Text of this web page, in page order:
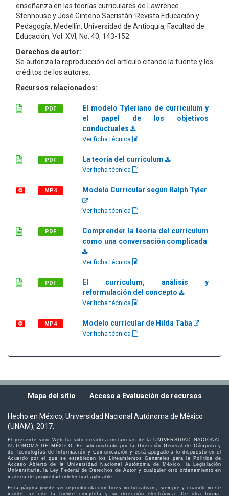
enseñanza en las teorías curriculares de Lawrence
Stenhouse y José Gimeno Sacristán. Revista Educación y
Pedagogía, Medellín, Universidad de Antioquia, Facultad de
Educación, Vol. XVI, No. 40, 143-152.
Derechos de autor:
Se autoriza la reproducción del artículo citando la fuente y los
créditos de los autores.
Recursos relacionados:
PDF
El modelo Tyleriano de curriculum y
el papel de los objetivos
conductuales
Ver ficha técnica
PDF La teoría del curriculum
Ver ficha técnica
MP4 Modelo Curricular según Ralph Tyler
Ver ficha técnica
PDF
Comprender la teoría del currículum
como una conversación complicada
Ver ficha técnica
PDF
El currículum, análisis y
reformulación del concepto
Ver ficha técnica
MP4 Modelo curricular de Hilda Taba
Ver ficha técnica
Mapa del sitio Acceso a Evaluación de recursos
Hecho en México, Universidad Nacional Autónoma de México
(UNAM), 2017.
El presente sitio Web ha sido creado a instancias de la UNIVERSIDAD NACIONAL
AUTÓNOMA DE MÉXICO. Es administrado por la Dirección General de Cómputo y
de Tecnologías de Información y Comunicación y está apegado a lo dispuesto en el
Acuerdo por el que se establecen los Lineamientos Generales para la Política de
Acceso Abierto de la Universidad Nacional Autónoma de México, la Legislación
Universitaria, la Ley Federal de Derechos de Autor y cualquier otro ordenamiento en
materia de propiedad intelectual aplicable.
Esta página puede ser reproducida con fines no lucrativos, siempre y cuando no se
mutile, se cite la fuente completa y su dirección electrónica. De otra forma,